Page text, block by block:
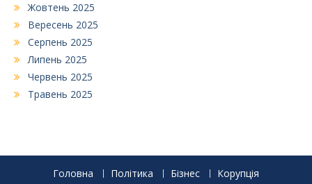
Жовтень 2025
Вересень 2025
Серпень 2025
Липень 2025
Червень 2025
Травень 2025
Головна Політика Бізнес
Корупція